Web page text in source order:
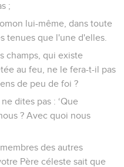
;
lui-même, dans toute
tenues que l'une d'elles.
champs, qui existe
au feu, ne le fera-t-il pas
de peu de foi ?
dites pas : ‘Que
? Avec quoi nous
des autres
Père céleste sait que